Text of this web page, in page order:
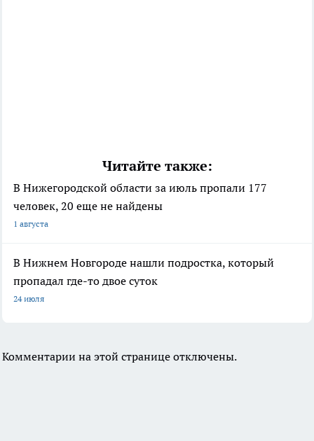
Читайте также:
В Нижегородской области за июль пропали 177
человек, 20 еще не найдены
1 августа
В Нижнем Новгороде нашли подростка, который
пропадал где-то двое суток
24 июля
Комментарии на этой странице отключены.